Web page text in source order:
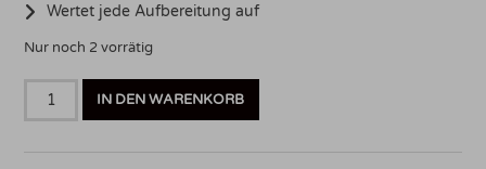
Wertet jede Aufbereitung auf
Nur noch 2 vorrätig
REFLECTED
IN DEN WARENKORB